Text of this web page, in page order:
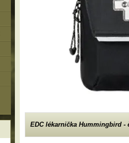
EDC lékarnička Hummingbird -